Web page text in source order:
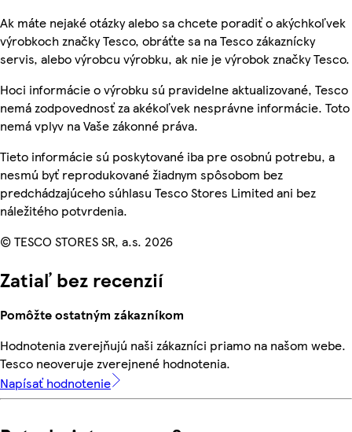
Ak máte nejaké otázky alebo sa chcete poradiť o akýchkoľvek
výrobkoch značky Tesco, obráťte sa na Tesco zákaznícky
servis, alebo výrobcu výrobku, ak nie je výrobok značky Tesco.
Hoci informácie o výrobku sú pravidelne aktualizované, Tesco
nemá zodpovednosť za akékoľvek nesprávne informácie. Toto
nemá vplyv na Vaše zákonné práva.
Tieto informácie sú poskytované iba pre osobnú potrebu, a
nesmú byť reprodukované žiadnym spôsobom bez
predchádzajúceho súhlasu Tesco Stores Limited ani bez
náležitého potvrdenia.
© TESCO STORES SR, a.s. 2026
Zatiaľ bez recenzií
Pomôžte ostatným zákazníkom
Hodnotenia zverejňujú naši zákazníci priamo na našom webe.
Tesco neoveruje zverejnené hodnotenia.
Napísať hodnotenie